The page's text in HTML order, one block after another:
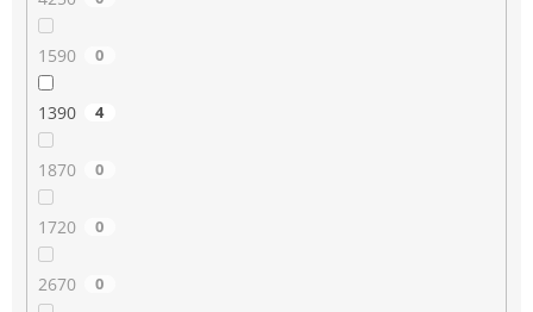
1590 0
1390 4
1870 0
1720 0
2670 0